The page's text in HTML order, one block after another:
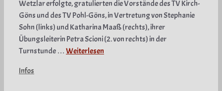
Wetzlar erfolgte, gratulierten die Vorstände des TV Kirch-
Göns und des TV Pohl-Göns, in Vertretung von Stephanie
Sohn (links) und Katharina Maaß (rechts), ihrer
Übungsleiterin Petra Scioni (2. von rechts) in der
Turnstunde … Weiterlesen
Kategorien
Infos